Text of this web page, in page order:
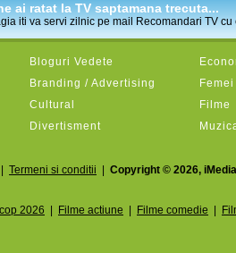
ai ratat la TV saptamana trecuta...
iti va servi zilnic pe mail Recomandari TV
Bloguri Vedete
Branding / Advertising
Cultural
Divertisment
Femei
Filme
Termeni si conditii Copyright © 2026,
2026 Filme actiune Filme comedie